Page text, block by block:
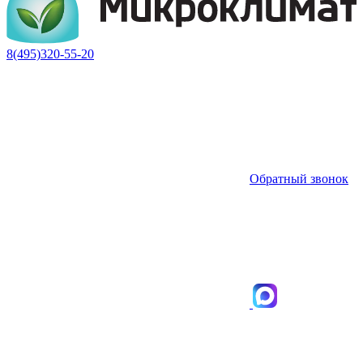
8(495)320-55-20
Обратный звонок